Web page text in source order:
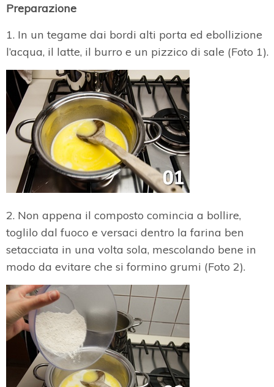
Preparazione
1. In un tegame dai bordi alti porta ed ebollizione
l’acqua, il latte, il burro e un pizzico di sale (Foto 1).
2. Non appena il composto comincia a bollire,
toglilo dal fuoco e versaci dentro la farina ben
setacciata in una volta sola, mescolando bene in
modo da evitare che si formino grumi (Foto 2).